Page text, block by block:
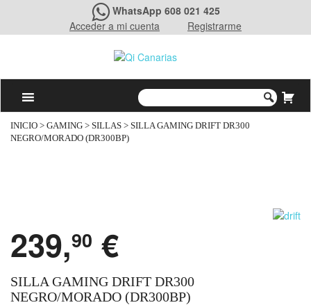
WhatsApp 608 021 425
Acceder a mi cuenta
Registrarme
INICIO > GAMING > SILLAS > SILLA GAMING DRIFT DR300
NEGRO/MORADO (DR300BP)
239,90 €
SILLA GAMING DRIFT DR300
NEGRO/MORADO (DR300BP)